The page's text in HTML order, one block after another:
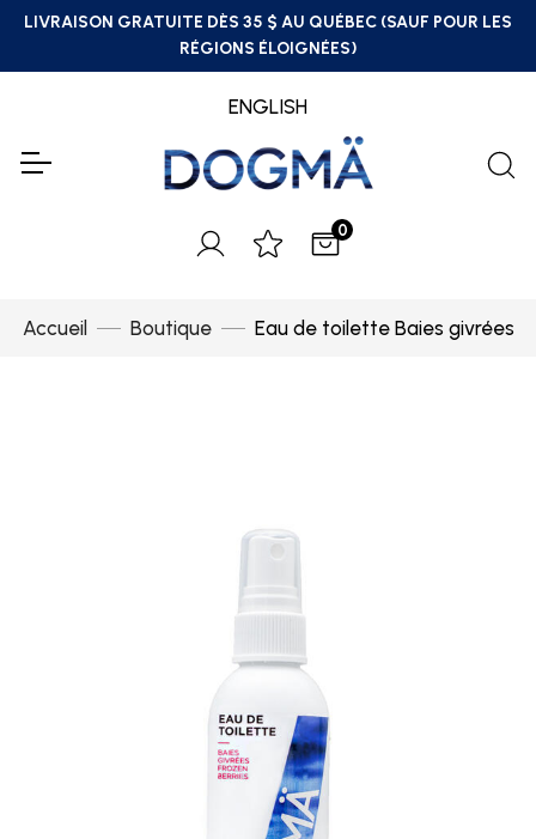
LIVRAISON GRATUITE DÈS 35 $ AU QUÉBEC (SAUF POUR LES
RÉGIONS ÉLOIGNÉES)
ENGLISH
0
Accueil Boutique Eau de toilette Baies givrées